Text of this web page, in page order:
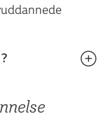
andet se, hvilke
arbejder i,